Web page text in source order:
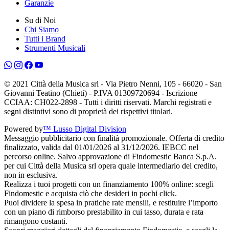
Garanzie
Su di Noi
Chi Siamo
Tutti i Brand
Strumenti Musicali
© 2021 Città della Musica srl - Via Pietro Nenni, 105 - 66020 - San
Giovanni Teatino (Chieti) - P.IVA 01309720694 - Iscrizione
CCIAA: CH022-2898 - Tutti i diritti riservati. Marchi registrati e
segni distintivi sono di proprietà dei rispettivi titolari.
Powered by™ Lusso Digital Division
Messaggio pubblicitario con finalità promozionale. Offerta di credito
finalizzato, valida dal 01/01/2026 al 31/12/2026. IEBCC nel
percorso online. Salvo approvazione di Findomestic Banca S.p.A.
per cui Città della Musica srl opera quale intermediario del credito,
non in esclusiva.
Realizza i tuoi progetti con un finanziamento 100% online: scegli
Findomestic e acquista ciò che desideri in pochi click.
Puoi dividere la spesa in pratiche rate mensili, e restituire l’importo
con un piano di rimborso prestabilito in cui tasso, durata e rata
rimangono costanti.